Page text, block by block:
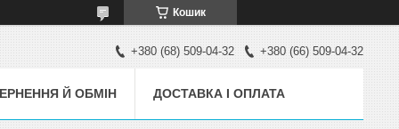
Кошик
+380 (68) 509-04-32 +380 (66) 509-04-32
Й ОБМІН ДОСТАВКА І ОПЛАТА